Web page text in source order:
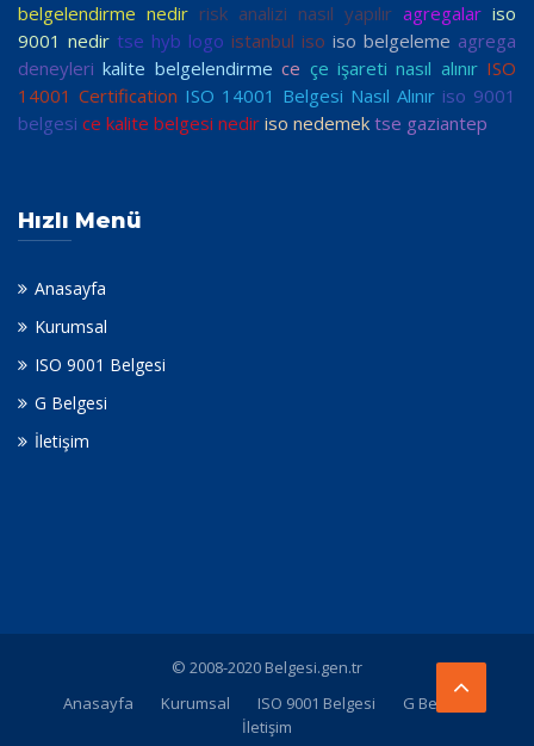
belgelendirme nedir risk analizi nasıl yapılır agregalar iso
9001 nedir tse hyb logo istanbul iso iso belgeleme agrega
deneyleri kalite belgelendirme ce çe işareti nasıl alınır ISO
14001 Certification ISO 14001 Belgesi Nasıl Alınır iso 9001
belgesi ce kalite belgesi nedir iso nedemek tse gaziantep
Hızlı Menü
Anasayfa
Kurumsal
ISO 9001 Belgesi
G Belgesi
İletişim
© 2008-2020 Belgesi.gen.tr
Anasayfa
Kurumsal ISO 9001 Belgesi
G Belgesi
İletişim